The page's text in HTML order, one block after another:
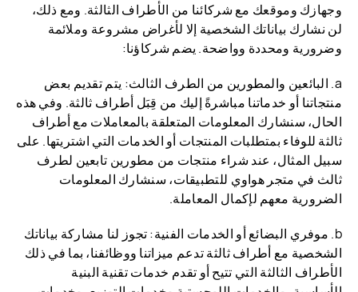
وجهازك وموقعك مع شركائنا من الأطراف الثالثة. ومع ذلك،
لن نشارك بياناتك الشخصية إلا لأغراض مشروعة وملائمة
وضرورية ومحددة وواضحة. يضم شركاؤنا:
a. البائعين والمطورين من الطرف الثالث: يتم تقديم بعض
منتجاتنا أو خدماتنا مباشرةً إليك من قِبَل أطراف ثالثة. وفي هذه
الحال، سنشارك المعلومات المتعلقة بالمعاملات مع أطراف
ثالثة للوفاء بمتطلبات المنتجات أو الخدمات التي اشتريتها. على
سبيل المثال، عند شراء منتجات من مطورين تابعين لطرف
ثالث في متجر هواوي للتطبيقات، سنشارك المعلومات
الضرورية معهم لإكمال المعاملة.
b. موفري البضائع أو الخدمات الفنية: تجوز لنا مشاركة بياناتك
الشخصية مع أطراف ثالثة تدعم ميزاتنا ووظائفنا، بما في ذلك
الأطراف الثالثة التي تتيح أو تقدم خدمات تقنية البنية